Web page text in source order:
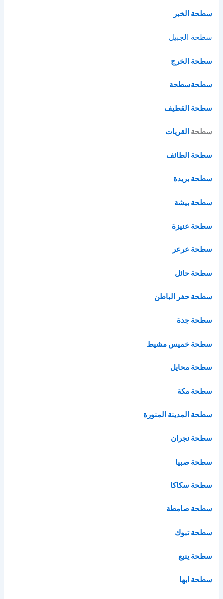
سطحة الخبر
سطحة الجبيل
سطحة الخرج
سطحةسطحة
سطحة القطيف
سطحة القريات
سطحة الطائف
سطحة بريدة
سطحة بيشة
سطحة عنيزة
سطحة عرعر
سطحة حائل
سطحة حفر الباطن
سطحة جدة
سطحة خميس مشيط
سطحة محايل
سطحة مكة
سطحة المدينة المنورة
سطحة نجران
سطحة صبيا
سطحة سكاكا
سطحة صامطة
سطحة تبوك
سطحة ينبع
سطحة ابها